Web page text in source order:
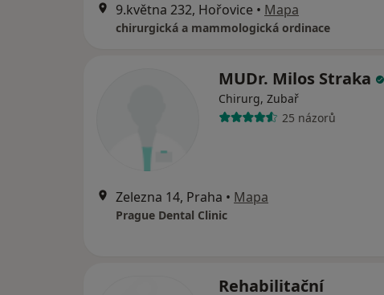
9.května 232, Hořovice • Mapa
chirurgická a mammologická ordinace
MUDr. Milos Straka
Chirurg, Zubař
25 názorů
Zelezna 14, Praha • Mapa
Prague Dental Clinic
Rehabilitační